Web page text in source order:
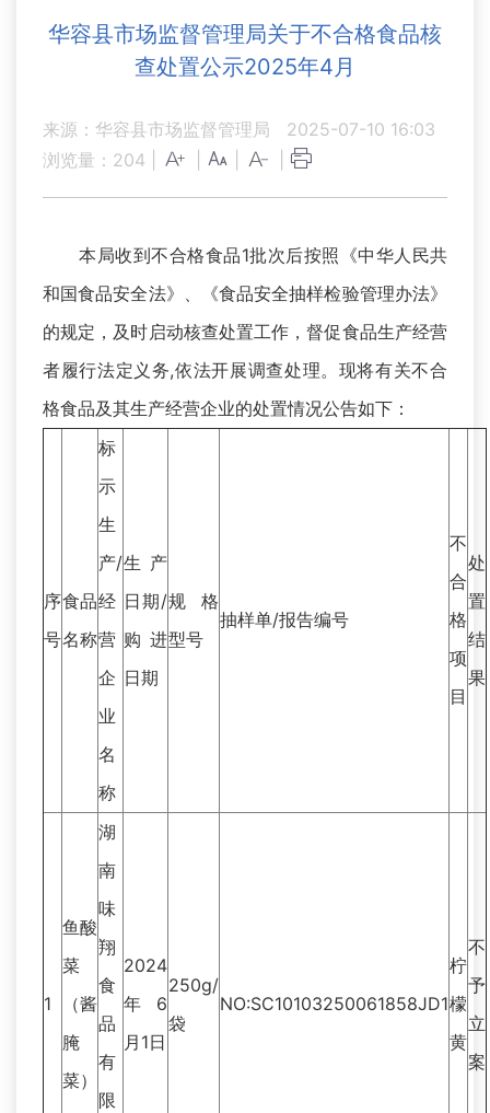
华容县市场监督管理局关于不合格食品核
查处置公示2025年4月
来源：华容县市场监督管理局
2025-07-10 16:03
浏览量： 204
本局收到不合格食品1批次后按照《中华人民共
和国食品安全法》、《食品安全抽样检验管理办法》
的规定，及时启动核查处置工作，督促食品生产经营
者履行法定义务,依法开展调查处理。现将有关不合
格食品及其生产经营企业的处置情况公告如下：
序
号
食品
名称
标
示
生
产/
经
营
企
业
名
称
生产
日期/
购进
日期
规格
型号
抽样单/报告编号
不
合
格
项
目
处
置
结
果
1
鱼酸
菜
（酱
腌
菜）
湖
南
味
翔
食
品
有
限
2024
年6
月1日
250g/
袋
NO:SC10103250061858JD1
柠
檬
黄
不
予
立
案